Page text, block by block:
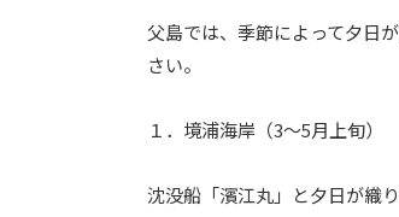
父島では、季節によって夕日
さい。
１．境浦海岸（3～5月上旬）
沈没船「濱江丸」と夕日が織